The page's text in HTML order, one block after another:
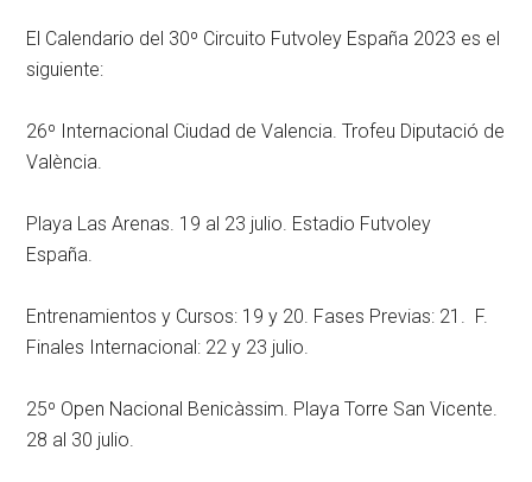
El Calendario del 30º Circuito Futvoley España 2023 es el
siguiente:
26º Internacional Ciudad de Valencia. Trofeu Diputació de
València.
Playa Las Arenas. 19 al 23 julio. Estadio Futvoley
España.
Entrenamientos y Cursos: 19 y 20. Fases Previas: 21. F.
Finales Internacional: 22 y 23 julio.
25º Open Nacional Benicàssim. Playa Torre San Vicente.
28 al 30 julio.